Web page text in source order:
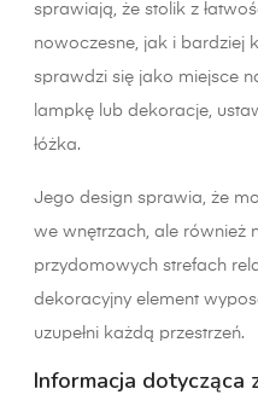
sprawiają, że stolik z
nowoczesne, jak i bardziej
sprawdzi się jako miejsce
lampkę lub dekoracje,
łóżka.
Jego design sprawia, że
we wnętrzach, ale również
przydomowych strefach
dekoracyjny element
uzupełni każdą przestrzeń.
Informacja dotycząca